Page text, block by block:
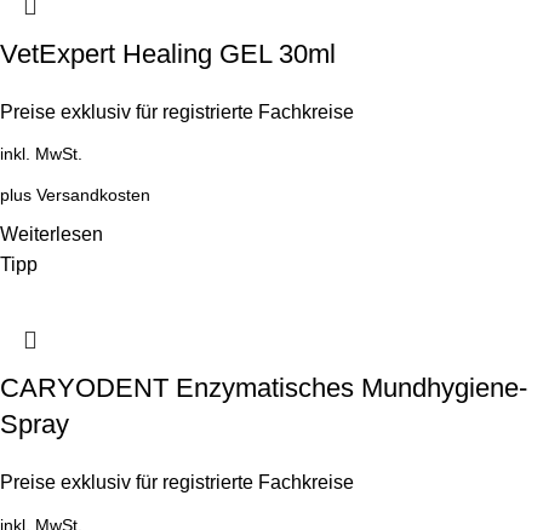
VetExpert Healing GEL 30ml
Preise exklusiv für registrierte Fachkreise
inkl. MwSt.
plus Versandkosten
Weiterlesen
Tipp
CARYODENT Enzymatisches Mundhygiene-
Spray
Preise exklusiv für registrierte Fachkreise
inkl. MwSt.